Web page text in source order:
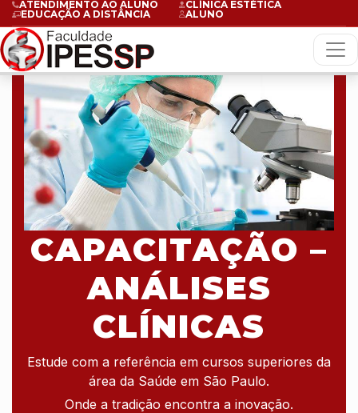
ATENDIMENTO AO ALUNO
CLÍNICA ESTÉTICA
EDUCAÇÃO A DISTÂNCIA
ALUNO
CAPACITAÇÃO –
ANÁLISES
CLÍNICAS
Estude com a referência em cursos superiores da
área da Saúde em São Paulo.
Onde a tradição encontra a inovação.